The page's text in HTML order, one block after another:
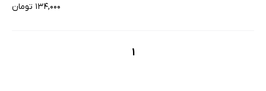
۱۳۴,۰۰۰ تومان
1